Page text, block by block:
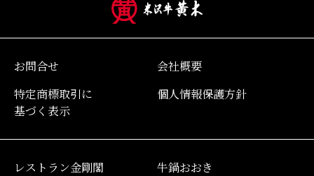
お問合せ
会社概要
特定商標取引に
基づく表示
個人情報保護方針
レストラン金剛閣
牛鍋おおき